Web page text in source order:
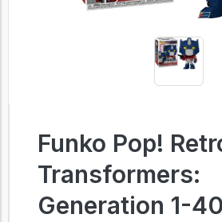
Funko Pop!
Transformers:
Generation 1-